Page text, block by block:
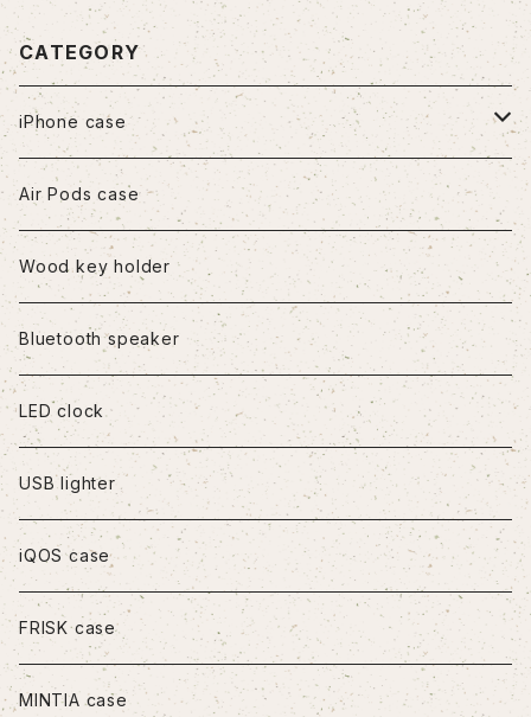
CATEGORY
iPhone case
iPhone7/8/SE2
iPhone8Plus
iPhoneX/XS
iPhoneXR
iPhoneXS Max
iPhone11
iPhone11Pro
iPhone11Pro Max
Air Pods case
Wood key holder
Bluetooth speaker
LED clock
USB lighter
iQOS case
FRISK case
MINTIA case